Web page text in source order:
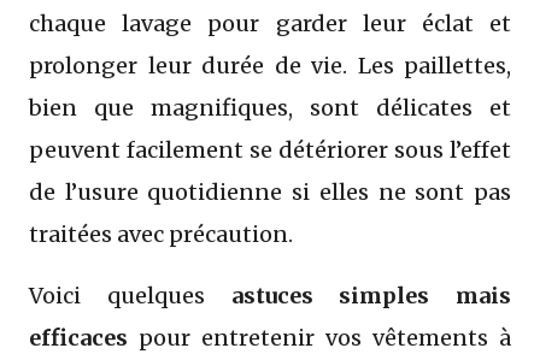
chaque lavage pour garder leur éclat et
prolonger leur durée de vie. Les paillettes,
bien que magnifiques, sont délicates et
peuvent facilement se détériorer sous l’effet
de l’usure quotidienne si elles ne sont pas
traitées avec précaution.
Voici quelques astuces simples mais
efficaces pour entretenir vos vêtements à